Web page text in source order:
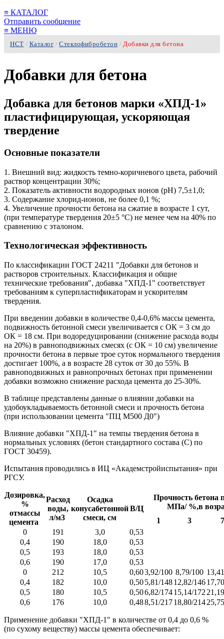
≡ КАТАЛОГ
Отправить сообщение
≡ МЕНЮ
НСТ / Каталог / Стеклофибробетон / Добавки для бетона
Добавки для бетона
Добавка для бетонов марки «ХПД-1»
пластифицирующая, ускоряющая
твердение
Основные показатели
1. Внешний вид: жидкость темно-коричневого цвета, рабочий
раствор концентрации 30%;
2. Показатель активности водородных ионов (рН) 7,5±1,0;
3. Содержание хлорид-ионов, не более 0,1 %;
4. Увеличение прочности бетона на сжатие в возрасте 1 сут,
(при температуре твердения 20±5 °С) не менее чем на 40% по
сравнению с эталоном.
Технологическая эффективность
По классификации ГОСТ 24211 "Добавки для бетонов и
растворов строительных. Классификация и общие
технические требования", добавка "ХПД-1" соответствует
требованиям к суперпластификаторам и ускорителям
твердения.
При введении добавки в количестве 0,4-0,6% массы цемента,
подвижность бетонной смеси увеличивается с ОК = 3 см до
ОК = 18 см. При водоредуцировании (снижение расхода воды
на 20%) в равноподвижных смесях (с ОК = 10 см) увеличение
прочности бетона в первые трое суток нормального твердения
достигает 100%, а в возрасте 28 суток от 30 до 55%. В
равноподвижных и равнопрочных бетонах при применении
добавки возможно снижение расхода цемента до 25-30%.
В таблице представлены данные о влиянии добавки на
удобоукладываемость бетонной смеси и прочность бетона
(при использовании цемента "ПЦ М500 Д0")
Влияние добавки "ХПД-1" на темпы твердения бетона в
нормальных условиях (бетон стандартного состава (С) по
ГОСТ 30459).
Испытания проводились в ИЦ «Академстройиспытания» при
РГСУ.
Дозировка,
%
отмассы
цемента
Расход
воды,
л/м3
Осадка
конусабетонной
смеси, см
В/Ц
Прочность бетона
МПа/ %,в
1
3
7
0
191 3,0
0,53
0,4
190 18,0
0,53
0,5
193 18,0
0,53
0,6
190 17,0
0,53
0
212 10,5 0,603,92/100 8,79/100
0,4
182 10,0 0,505,81/14812,82/146
0,5
180 10,5 0,506,82/17415,14/172
0,6
176 10,0 0,488,51/21718,80/214
Применение добавки "ХПД-1" в количестве от 0,4 до 0,6 %
(по сухому веществу) массы цемента обеспечивает: